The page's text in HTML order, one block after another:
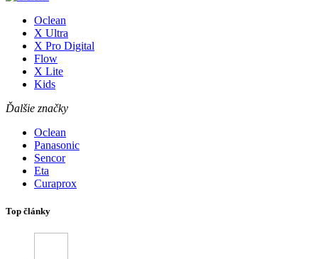
Oclean
X Ultra
X Pro Digital
Flow
X Lite
Kids
Ďalšie značky
Oclean
Panasonic
Sencor
Eta
Curaprox
Top články